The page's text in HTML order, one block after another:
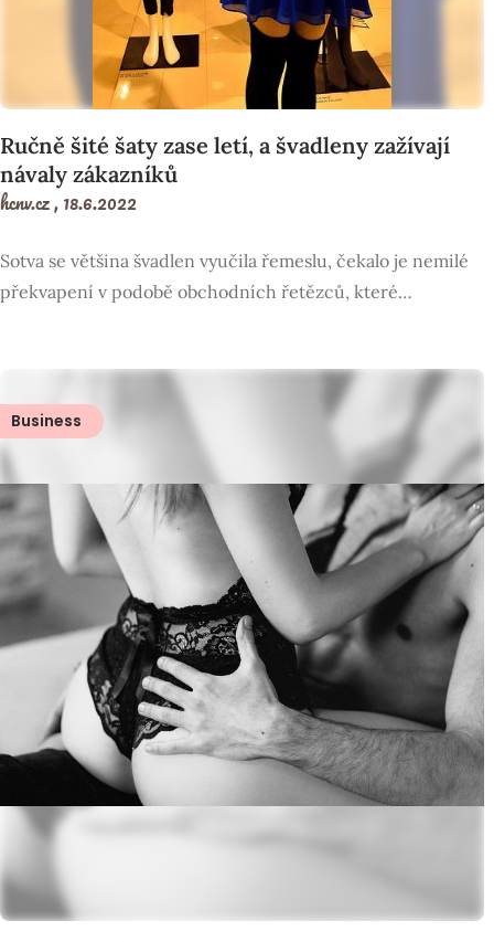
Ručně šité šaty zase letí, a švadleny zažívají
návaly zákazníků
hcnv.cz ,18.6.2022
Sotva se většina švadlen vyučila řemeslu, čekalo je nemilé
překvapení v podobě obchodních řetězců, které…
Business